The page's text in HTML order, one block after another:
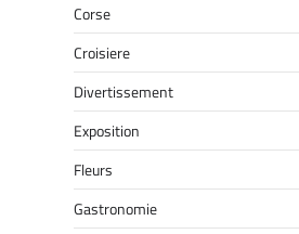
Corse
Croisiere
Divertissement
Exposition
Fleurs
Gastronomie